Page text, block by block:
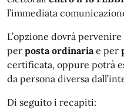
l’immediata
L’opzione dovrà pervenire
per posta ordinariae per
certificata, oppure potrà
da persona diversa
Di seguito i recapiti: